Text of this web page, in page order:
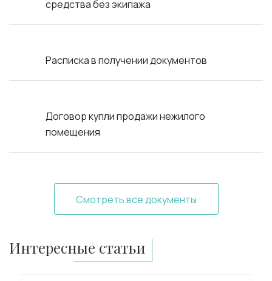
средства без экипажа
Расписка в получении документов
Договор купли продажи нежилого
помещения
Смотреть все документы
Интересные статьи